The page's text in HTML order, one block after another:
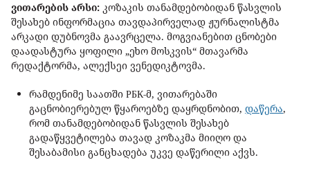
ვითარების არსი: კოზაკის თანამდებობიდან წასვლის
შესახებ ინფორმაცია თავდაპირველად ჟურნალისტმა
არკადი დუბნოვმა გაავრცელა. მოგვიანებით ცნობები
დაადასტურა ყოფილი „ეხო მოსკვის“ მთავარმა
რედაქტორმა, ალექსეი ვენედიკტოვმა.
რამდენიმე საათში РБК-მ, ვითარებაში
გაცნობიერებულ წყაროებზე დაყრდნობით, დაწერა,
რომ თანამდებობიდან წასვლის შესახებ
გადაწყვეტილება თავად კოზაკმა მიიღო და
შესაბამისი განცხადება უკვე დაწერილი აქვს.